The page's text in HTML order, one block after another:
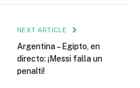
NEXT ARTICLE
Argentina – Egipto, en
directo: ¡Messi falla un
penalti!